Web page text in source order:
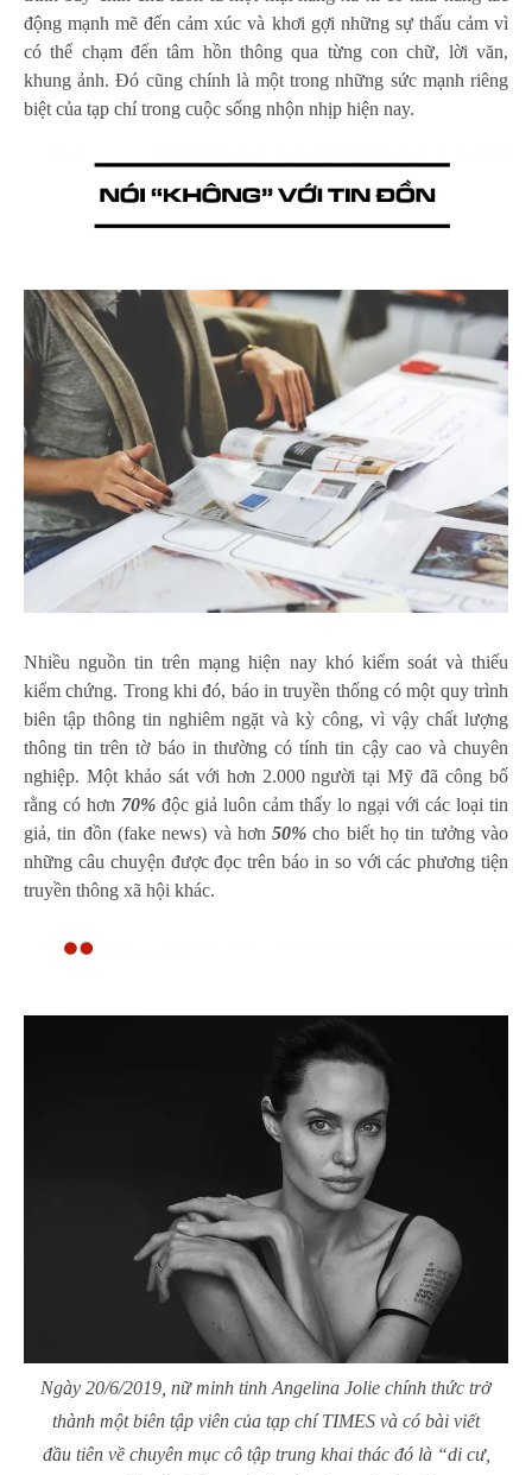
động mạnh mẽ đến cảm xúc và khơi gợi những sự thấu cảm vì
có thể chạm đến tâm hồn thông qua từng con chữ, lời văn,
khung ảnh. Đó cũng chính là một trong những sức mạnh riêng
biệt của tạp chí trong cuộc sống nhộn nhịp hiện nay.
Nhiều nguồn tin trên mạng hiện nay khó kiểm soát và thiếu
kiểm chứng. Trong khi đó, báo in truyền thống có một quy trình
biên tập thông tin nghiêm ngặt và kỳ công, vì vậy chất lượng
thông tin trên tờ báo in thường có tính tin cậy cao và chuyên
nghiệp. Một khảo sát với hơn 2.000 người tại Mỹ đã công bố
rằng có hơn 70% độc giả luôn cảm thấy lo ngại với các loại tin
giả, tin đồn (fake news) và hơn50% cho biết họ tin tưởng vào
những câu chuyện được đọc trên báo in so với các phương tiện
truyền thông xã hội khác.
Ngày 20/6/2019, nữ minh tinh Angelina Jolie chính thức trở
thành một biên tập viên của tạp chí TIMES và có bài viết
đầu tiên về chuyên mục cô tập trung khai thác đó là “di cư,